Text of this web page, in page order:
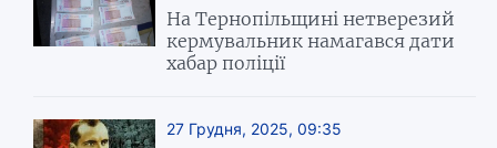
На Тернопільщині нетверезий
кермувальник намагався дати
хабар поліції
27 Грудня, 2025, 09:35